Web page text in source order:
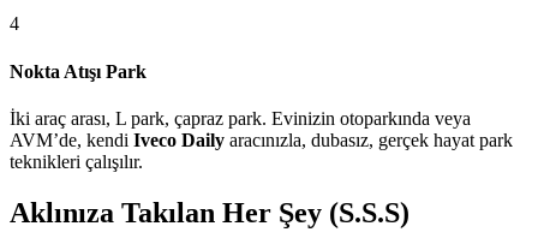
4
Nokta Atışı Park
İki araç arası, L park, çapraz park. Evinizin otoparkında veya
AVM’de, kendi Iveco Daily aracınızla, dubasız, gerçek hayat park
teknikleri çalışılır.
Aklınıza Takılan Her Şey (S.S.S)